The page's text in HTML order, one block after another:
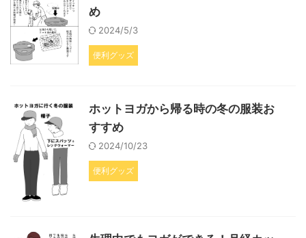
め
2024/5/3
便利グッズ
ホットヨガから帰る時の冬の服装お
すすめ
2024/10/23
便利グッズ